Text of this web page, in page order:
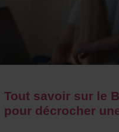
Tout savoir sur le
pour décrocher